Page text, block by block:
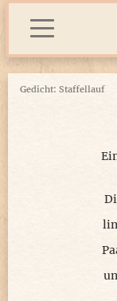
Gedicht: Staffellauf